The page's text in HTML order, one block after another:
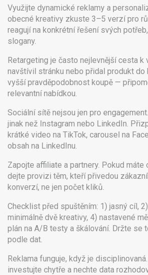
Využijte dynamické reklamy a
obecné kreativy zkuste 3–5 verzí pro
reagují na konkrétní řešení svých
slogany.
Retargeting je často nejlevnější cesta k
navštívil stránku nebo přidal produkt do
vyšší pravděpodobnost koupě —
relevantní nabídkou.
Sociální sítě nejsou jen pro
jinak než Instagram nebo LinkedIn.
krátké video na TikTok, carousel na
obsah na LinkedInu.
Zapojte affiliate a partnery. Pokud
dejte provizi těm, kteří přivedou
konverzí, ne jen počet kliků.
Checklist před spuštěním: 1) jasný cíl,
minimálně dvě kreativy, 4) nastavené
plán na A/B testy a škálování. Držte se
podle dat.
Reklama funguje, když je
investujte chytře a nechte data